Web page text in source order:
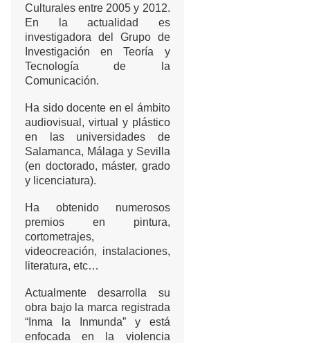
Culturales entre 2005 y 2012.
En la actualidad es
investigadora del Grupo de
Investigación en Teoría y
Tecnología de la
Comunicación.
Ha sido docente en el ámbito
audiovisual, virtual y plástico
en las universidades de
Salamanca, Málaga y Sevilla
(en doctorado, máster, grado
y licenciatura).
Ha obtenido numerosos
premios en pintura,
cortometrajes,
videocreación, instalaciones,
literatura, etc…
Actualmente desarrolla su
obra bajo la marca registrada
“Inma la Inmunda” y está
enfocada en la violencia